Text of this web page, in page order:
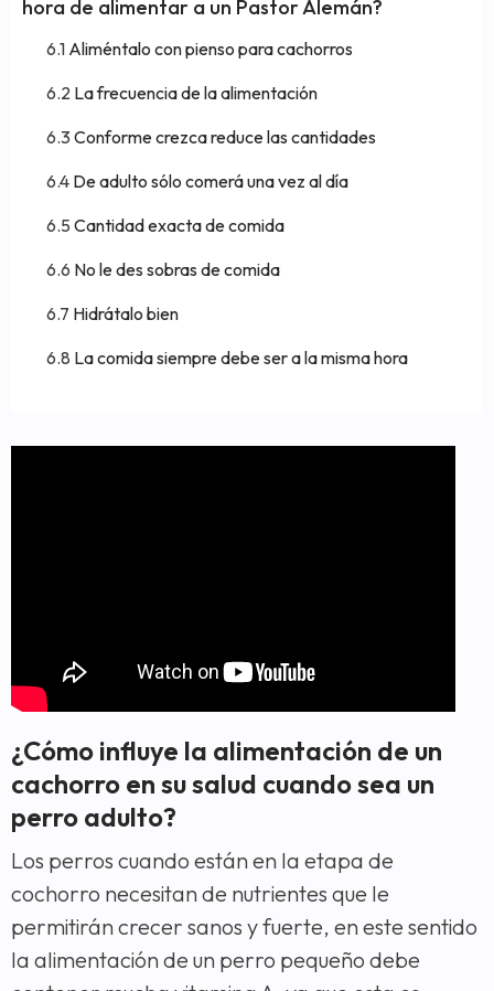
hora de alimentar a un Pastor Alemán?
Aliméntalo con pienso para cachorros
La frecuencia de la alimentación
Conforme crezca reduce las cantidades
De adulto sólo comerá una vez al día
Cantidad exacta de comida
No le des sobras de comida
Hidrátalo bien
La comida siempre debe ser a la misma hora
¿Cómo influye la alimentación de un
cachorro en su salud cuando sea un
perro adulto?
Los perros cuando están en la etapa de
cochorro necesitan de nutrientes que le
permitirán crecer sanos y fuerte, en este sentido
la alimentación de un perro pequeño debe